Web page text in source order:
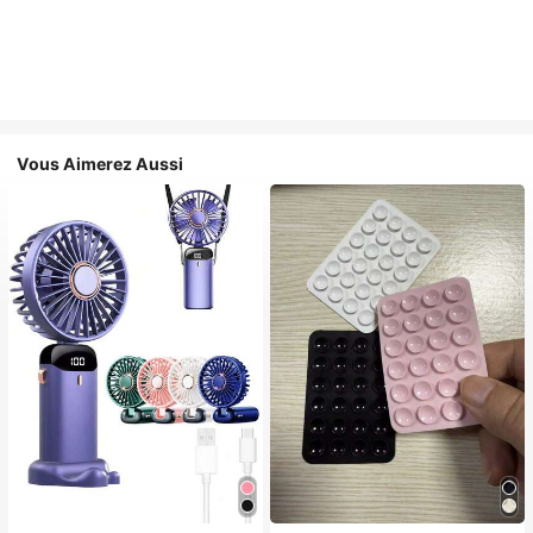
Vous Aimerez Aussi